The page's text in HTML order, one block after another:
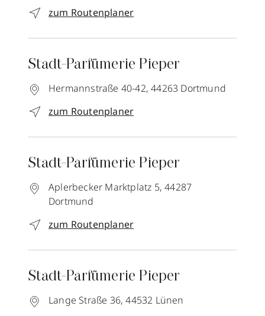
zum Routenplaner
Stadt-Parfümerie Pieper
Hermannstraße 40-42, 44263 Dortmund
zum Routenplaner
Stadt-Parfümerie Pieper
Aplerbecker Marktplatz 5, 44287
Dortmund
zum Routenplaner
Stadt-Parfümerie Pieper
Lange Straße 36, 44532 Lünen